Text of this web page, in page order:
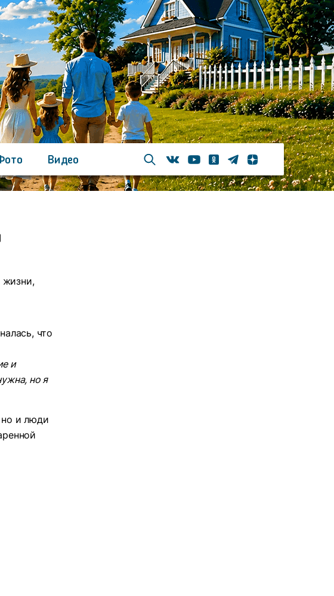
Видео
ВконтактеYoutubeОдноклассники
ТелеграмЯндекс дзен
жизни,
что
и
но я
но и люди